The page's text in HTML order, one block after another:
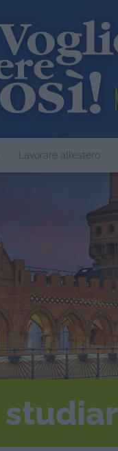
Lavorare all’estero